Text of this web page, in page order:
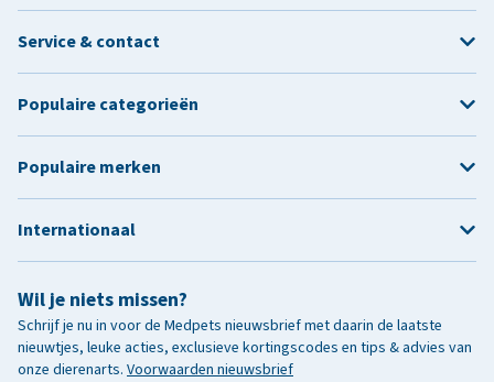
Wil je niets missen?
Schrijf je nu in voor de Medpets nieuwsbrief met daarin de laatste
nieuwtjes, leuke acties, exclusieve kortingscodes en tips & advies van
onze dierenarts. Voorwaarden nieuwsbrief
Service & contact
Populaire categorieën
Populaire merken
Internationaal